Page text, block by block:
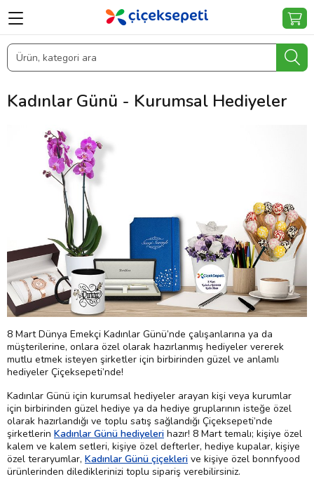
Kadınlar Günü - Kurumsal Hediyeler
8 Mart Dünya Emekçi Kadınlar Günü’nde çalışanlarına ya da
müşterilerine, onlara özel olarak hazırlanmış hediyeler vererek
mutlu etmek isteyen şirketler için birbirinden güzel ve anlamlı
hediyeler Çiçeksepeti’nde!
Kadınlar Günü için kurumsal hediyeler arayan kişi veya kurumlar
için birbirinden güzel hediye ya da hediye gruplarının isteğe özel
olarak hazırlandığı ve toplu satış sağlandığı Çiçeksepeti’nde
şirketlerin Kadınlar Günü hediyeleri hazır! 8 Mart temalı; kişiye özel
kalem ve kalem setleri, kişiye özel defterler, hediye kupalar, kişiye
özel teraryumlar, Kadınlar Günü çiçekleri ve kişiye özel bonnfyood
ürünlerinden dilediklerinizi toplu sipariş verebilirsiniz.